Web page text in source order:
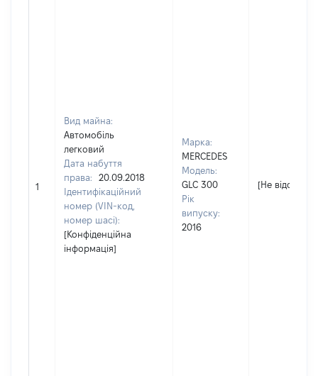
1
Вид майна:
Автомобіль
легковий
Дата набуття
права:
20.09.2018
Ідентифікаційний
номер (VIN-код,
номер шасі):
[Конфіденційна
інформація]
Марка:
MERCEDES
Модель:
GLC 300
Рік
випуску:
2016
[Не відомо]